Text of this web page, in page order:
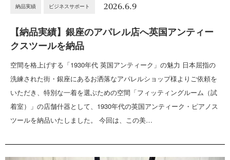
納品実績 ビジネスサポート 2026.6.9
【納品実績】銀座のアパレル店へ英国アンティー
クスツールを納品
空間を格上げする「1930年代 英国アンティーク」の魅力 日本屈指の
洗練された街・銀座にあるお洒落なアパレルショップ様よりご依頼を
いただき、特別な一着を選ぶための空間「フィッティングルーム（試
着室）」の店舗什器として、1930年代の英国アンティーク・ピアノス
ツールを納品いたしました。 今回は、この美…